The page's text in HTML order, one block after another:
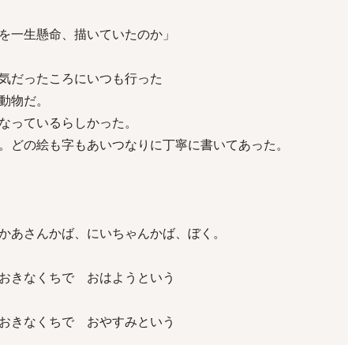
一生懸命、描いていたのか」
だったころにいつも行った
物だ。
っているらしかった。
どの絵も字もあいつなりに丁寧に書いてあった。
あさんかば、にいちゃんかば、ぼく。
きなくちで おはようという
きなくちで おやすみという